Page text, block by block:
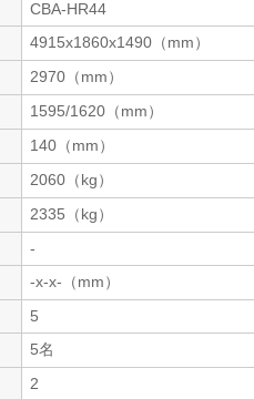
CBA-HR44
4915x1860x1490（mm）
2970（mm）
1595/1620（mm）
140（mm）
2060（kg）
2335（kg）
-
-x-x-（mm）
5
5名
2